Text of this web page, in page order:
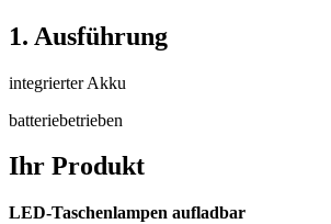
1. Ausführung
integrierter Akku
batteriebetrieben
Ihr Produkt
LED-Taschenlampen aufladbar